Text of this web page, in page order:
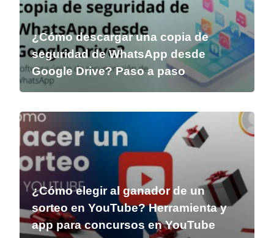
¿Cómo descargar una copia de
seguridad de WhatsApp desde
Google Drive? Paso a paso
¿Cómo elegir al ganador de un
sorteo en YouTube? Herramienta y
app para concursos en YouTube